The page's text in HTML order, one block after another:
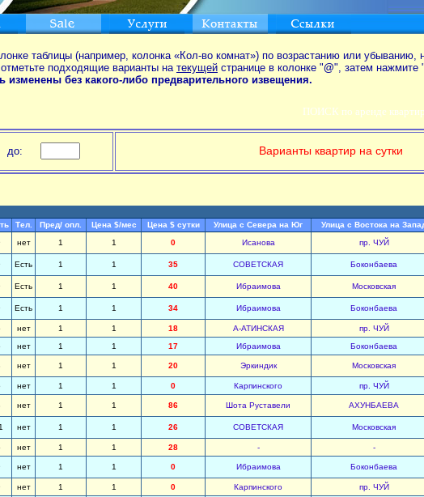
таблицы (например, колонка «Кол-во комнат») по возрастанию или убыванию,
отметьте подходящие варианты на текущей странице в колонке "@", затем нажмите "
изменены без какого-либо предварительного извещения.
ПОИСК по аренде
до: Варианты квартир на сутки
Тел. Пред/ опл. Цена $/мес Цена $ сутки Улица с Севера на Юг Улица с Востока на
нет 1 1 0 Исанова пр. ЧУЙ
Есть 1 1 35 СОВЕТСКАЯ Боконбаева
Есть 1 1 40 Ибраимова Московская
Есть 1 1 34 Ибраимова Боконбаева
нет 1 1 18 А-АТИНСКАЯ пр. ЧУЙ
нет 1 1 17 Ибраимова Боконбаева
нет 1 1 20 Эркиндик Московская
нет 1 1 0 Карпинского пр. ЧУЙ
нет 1 1 86 Шота Руставели АХУНБАЕВА
нет 1 1 26 СОВЕТСКАЯ Московская
нет 1 1 28 - -
нет 1 1 0 Ибраимова Боконбаева
нет 1 1 0 Карпинского пр. ЧУЙ